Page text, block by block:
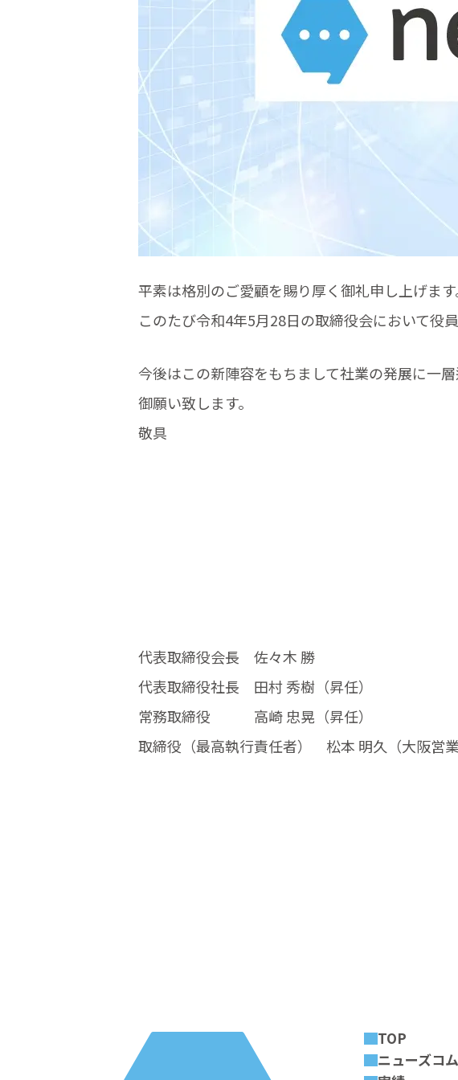
平素は格別のご愛顧を賜り厚く御礼申し上げます
このたび令和4年5月28日の取締役会において役
今後はこの新陣容をもちまして社業の発展に一
御願い致します。
敬具
代表取締役会長 佐々木 勝
代表取締役社長 田村 秀樹（昇任）
常務取締役 高崎 忠晃（昇任）
取締役（最高執行責任者） 松本 明久（大阪営業
TOP
ニューズコ